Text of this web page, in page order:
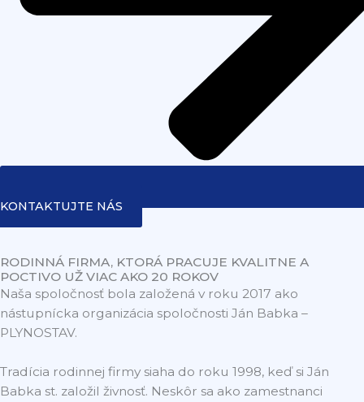
KONTAKTUJTE NÁS
RODINNÁ FIRMA, KTORÁ PRACUJE KVALITNE A
POCTIVO UŽ VIAC AKO 20 ROKOV
Naša spoločnosť bola založená v roku 2017 ako
nástupnícka organizácia spoločnosti Ján Babka –
PLYNOSTAV.
Tradícia rodinnej firmy siaha do roku 1998, keď si Ján
Babka st. založil živnosť. Neskôr sa ako zamestnanci